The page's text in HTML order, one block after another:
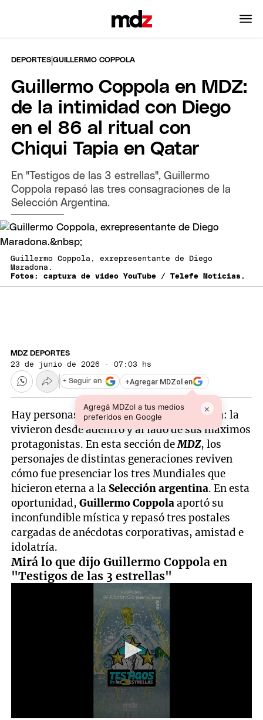
DEPORTES |GUILLERMO COPPOLA
Guillermo Coppola en MDZ:
de la intimidad con Diego
en el 86 al ritual con
Chiqui Tapia en Qatar
En "Testigos de las 3 estrellas", Guillermo
Coppola repasó las tres consagraciones de la
Selección Argentina.
Guillermo Coppola, exrepresentante de Diego
Maradona.
Fotos: captura de video YouTube / Telefe Noticias.
MDZ DEPORTES
23 de junio de 2026 · 07:03 hs
+Agregar MDZol en
Agregá MDZol a tus medios
preferidos en Google
×
+ Seguir en
Hay personas que no solo vieron la historia: la
vivieron desde adentro y al lado de sus máximos
protagonistas. En esta sección deMDZ, los
personajes de distintas generaciones reviven
cómo fue presenciar los tres Mundiales que
hicieron eterna a la Selección argentina. En esta
oportunidad,Guillermo Coppolaaportó su
inconfundible mística y repasó tres postales
cargadas de anécdotas corporativas, amistad e
idolatría.
Mirá lo que dijo Guillermo Coppola en
"Testigos de las 3 estrellas"